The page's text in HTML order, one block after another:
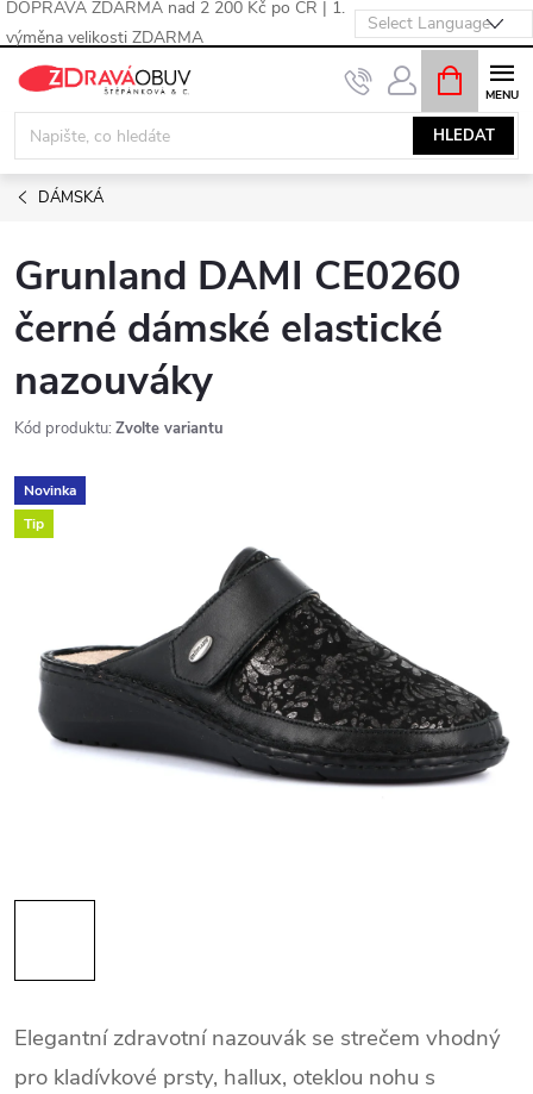
DOPRAVA ZDARMA nad 2 200 Kč po ČR | 1.
výměna velikosti ZDARMA
Přejít
obsah
HLEDAT
NÁKUPNÍ
KOŠÍK
DÁMSKÁ
Grunland DAMI CE0260
černé dámské elastické
nazouváky
Kód produktu: Zvolte variantu
Novinka
Tip
Elegantní zdravotní nazouvák se strečem vhodný
pro kladívkové prsty, hallux, oteklou nohu s